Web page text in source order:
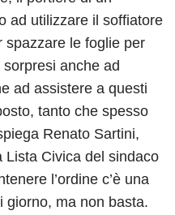
ad utilizzare il soffiatore
spazzare le foglie per
sorpresi anche ad
ad assistere a questi
tanto che spesso
Renato Sartini,
Lista Civica del sindaco
l’ordine c’è una
giorno, ma non basta.